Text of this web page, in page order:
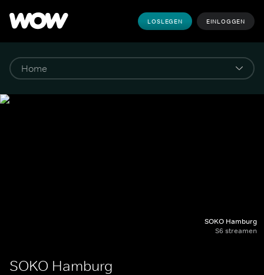
LOSLEGEN EINLOGGEN
SOKO Hamburg
S6 streamen
SOKO Hamburg